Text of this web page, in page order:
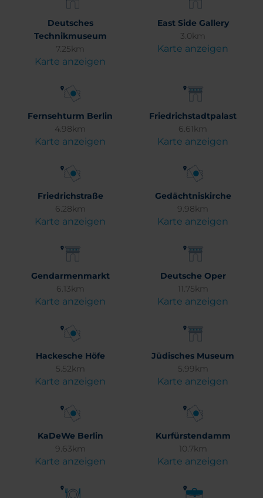
Deutsches
Technikmuseum
7.25km
Karte anzeigen
East Side Gallery
3.0km
Karte anzeigen
Fernsehturm Berlin
4.98km
Karte anzeigen
Friedrichstadtpalast
6.61km
Karte anzeigen
Friedrichstraße
6.28km
Karte anzeigen
Gedächtniskirche
9.98km
Karte anzeigen
Gendarmenmarkt
6.13km
Karte anzeigen
Deutsche Oper
11.75km
Karte anzeigen
Hackesche Höfe
5.52km
Karte anzeigen
Jüdisches Museum
5.99km
Karte anzeigen
KaDeWe Berlin
9.63km
Karte anzeigen
Kurfürstendamm
10.7km
Karte anzeigen